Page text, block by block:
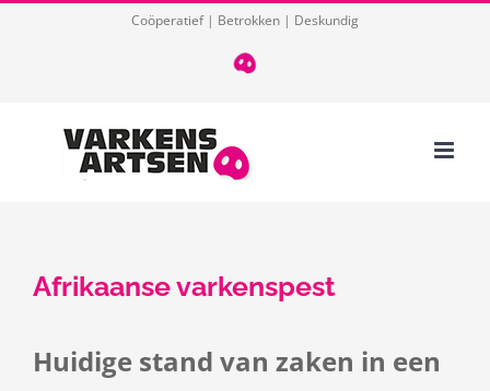
Coöperatief | Betrokken | Deskundig
T
085
Afrikaanse varkenspest
Huidige stand van zaken in een